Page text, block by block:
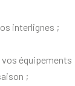
interlignes ;
équipements
;